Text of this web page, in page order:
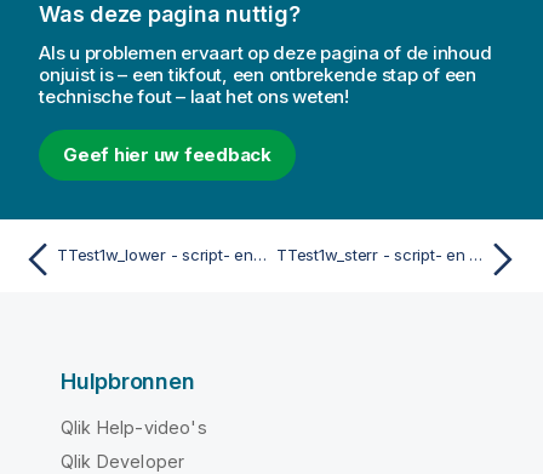
Was deze pagina nuttig?
Als u problemen ervaart op deze pagina of de inhoud
onjuist is – een tikfout, een ontbrekende stap of een
technische fout – laat het ons weten!
Geef hier uw feedback
TTest1w_lower - script- en grafiekfunctie TTest1w_sterr - script- en grafiekfunctie
Hulpbronnen
Qlik Help-video's
Qlik Developer